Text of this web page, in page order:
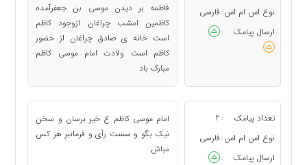
نوع اس ام اس : فارسی
ارسال پیامک
:
فاطمه بر دیدن موسی بن جعفرآمده
کاظمین امشب چراغان ازوجود کاظم
است خانه ی صادق چراغان از حضور
کاظم است ولادت امام موسی کاظم
مبارک باد
تعداد پیامک :
2
نوع اس ام اس : فارسی
ارسال پیامک
:
امام موسی کاظم ع خیر برسان و سخن
نیک بگو و سست رأى و فرمان‏برِ هر کس
مباش